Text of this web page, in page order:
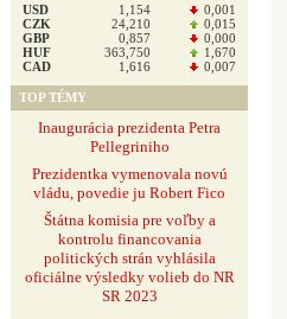
USD 1,154
0,001
CZK
24,210
0,015
GBP
0,857
0,000
HUF
363,750
1,670
CAD
1,616 0,007
TOP TÉMY
Inaugurácia prezidenta Petra
Pellegriniho
Prezidentka vymenovala novú
vládu, povedie ju Robert Fico
Štátna komisia pre voľby a
kontrolu financovania
politických strán vyhlásila
oficiálne výsledky volieb do NR
SR 2023